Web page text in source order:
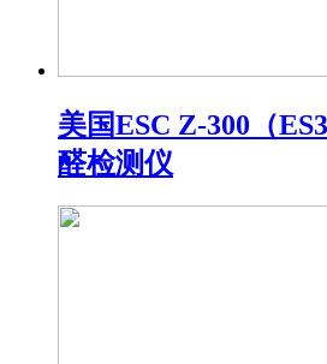
美国ESC Z-300（
醛检测仪​